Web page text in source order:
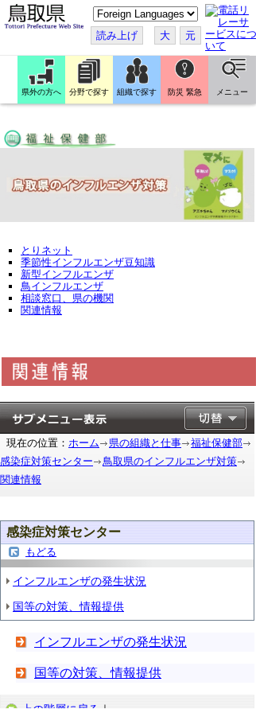
こ
の
ペ
ー
ジ
を
翻
訳
す
読み上げ 大 元
県外の方へ 分野で探す 組織で探す 防災 緊急 メニュー
とりネット
季節性インフルエンザ豆知識
新型インフルエンザ
鳥インフルエンザ
相談窓口、県の機関
関連情報
現在の位置： ホーム 県の組織と仕事
福祉保健部
感染症対策センター
鳥取県のインフルエンザ対策
関連情報
感染症対策センター
もどる
インフルエンザの発生状況
国等の対策、情報提供
インフルエンザの発生状況
国等の対策、情報提供
上の階層に戻る ｜